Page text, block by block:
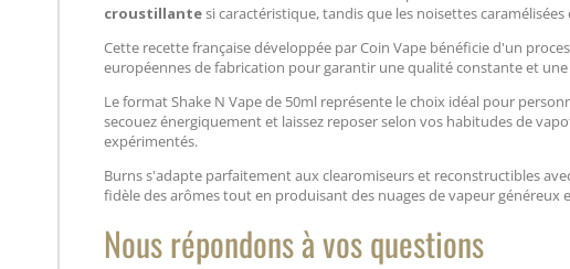
croustillantesi caractéristique, tandis que les noisettes
Cette recette française développée par Coin Vape bénéficie d'un
européennes de fabrication pour garantir une qualité constante et
Le format Shake N Vape de 50ml représente le choix idéal pour
secouez énergiquement et laissez reposer selon vos habitudes de
expérimentés.
Burns s'adapte parfaitement aux clearomiseurs et reconstructibles
fidèle des arômes tout en produisant des nuages de vapeur généreux
Nous répondons à vos questions